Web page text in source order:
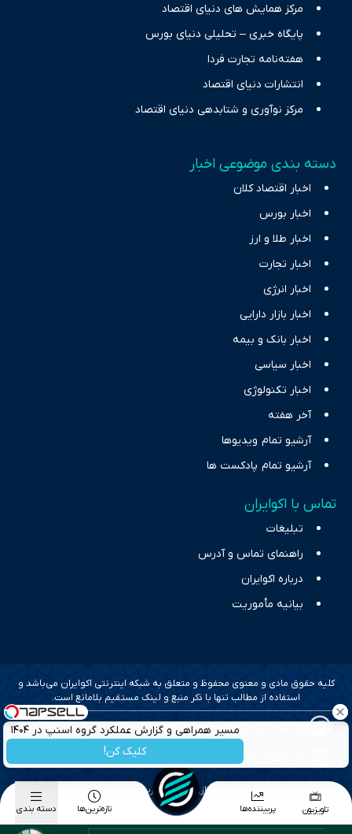
مسیر همراهی و گزارش عملکرد گروه اسنپ در ۱۴۰۴
کلیک کن!
مرکز همایش های دنیای اقتصاد
پایگاه خبری – تحلیلی دنیای بورس
هفته‌نامه تجارت فردا
انتشارات دنیای اقتصاد
مرکز نوآوری و شتابدهی دنیای اقتصاد
دسته بندی موضوعی اخبار
اخبار اقتصاد کلان
اخبار بورس
اخبار طلا و ارز
اخبار تجارت
اخبار انرژی
اخبار بازار دارایی
اخبار بانک و بیمه
اخبار سیاسی
اخبار تکنولوژی
آخر هفته
آرشیو تمام ویدیوها
آرشیو تمام پادکست ها
تماس با اکوایران
تبلیغات
راهنمای تماس و آدرس
درباره اکوایران
بیانیه مأموریت
کلیه حقوق مادی و معنوی محفوظ و متعلق به شبکه اینترنتی اکوایران می‌باشد و
استفاده از مطالب تنها با ذکر منبع و لینک مستقیم بلامانع است.
طراحی سایت خبری و خبرگزاری آسام
بهینه سازی و سئو؛ گروه رسانه ای دنیای اقتصاد
طراحی گرافیک و پیاده سازی؛ برآیند تجربه
تلویزیون پربیننده‌ها تازه‌ترین‌ها دسته بندی